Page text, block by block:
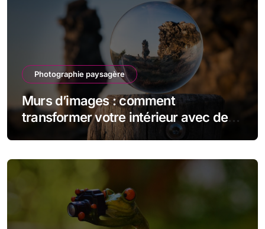
Photographie paysagère
Murs d’images : comment
transformer votre intérieur avec des
photographies